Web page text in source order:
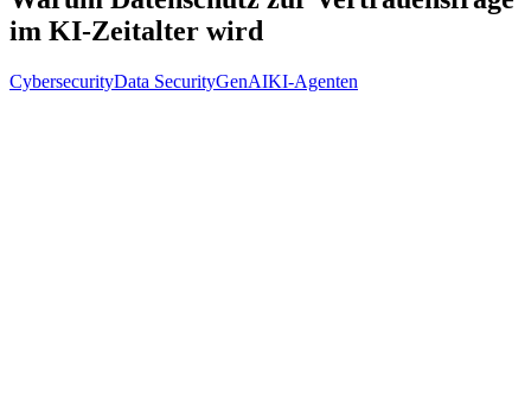
im KI-Zeitalter wird
CybersecurityData SecurityGenAIKI-Agenten